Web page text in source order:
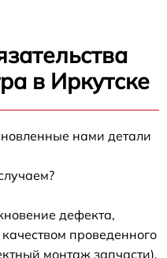
в Иркутске
нами детали
дефекта,
проведенного
монтаж запчасти).